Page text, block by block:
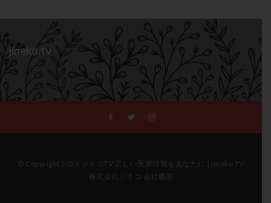
jineko.tv
© Copyright 2026 ジネコTV 正しい医療情報をあなたに | jineko TV
株式会社ジネコ 会社概要